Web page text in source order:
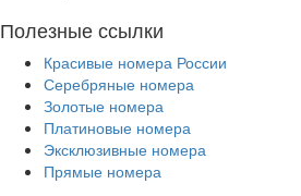
Полезные ссылки
Красивые номера России
Серебряные номера
Золотые номера
Платиновые номера
Эксклюзивные номера
Прямые номера